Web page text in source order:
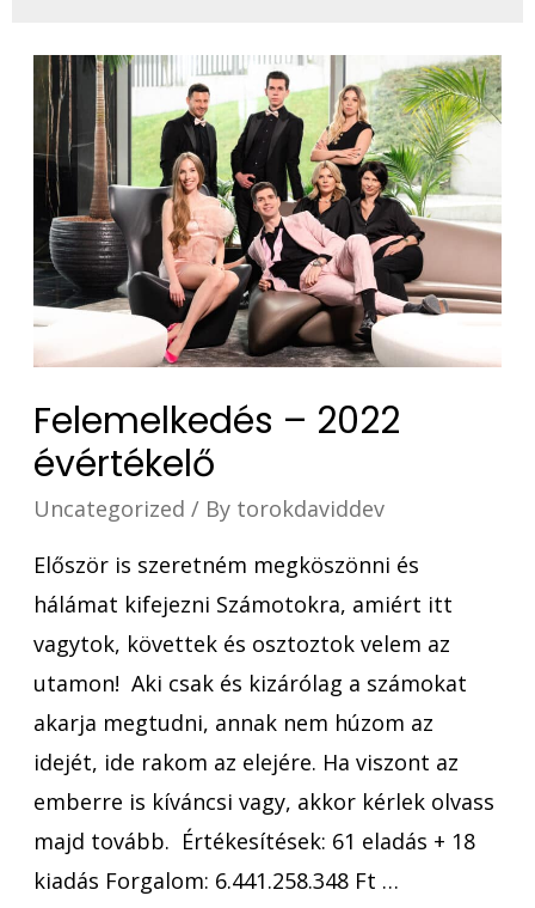
Felemelkedés – 2022
évértékelő
Uncategorized / By torokdaviddev
Először is szeretném megköszönni és
hálámat kifejezni Számotokra, amiért itt
vagytok, követtek és osztoztok velem az
utamon! Aki csak és kizárólag a számokat
akarja megtudni, annak nem húzom az
idejét, ide rakom az elejére. Ha viszont az
emberre is kíváncsi vagy, akkor kérlek olvass
majd tovább. Értékesítések: 61 eladás + 18
kiadás Forgalom: 6.441.258.348 Ft …